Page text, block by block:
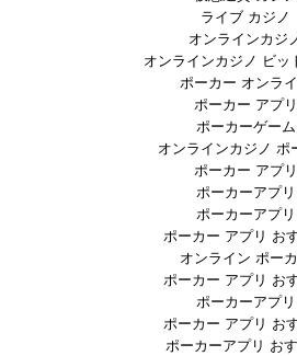
ライブ カジノ
オンラインカジ
オンラインカジノ ビッ
ポーカー オンラ
ポーカー アプリ
ポーカーゲーム
オンラインカジノ ポ
ポーカー アプリ
ポーカーアプリ
ポーカーアプリ
ポーカー アプリ お
オンライン ポー
ポーカー アプリ お
ポーカーアプリ
ポーカー アプリ お
ポーカーアプリ お